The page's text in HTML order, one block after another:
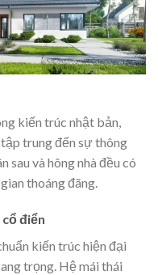
kiến trúc nhật bản,
trung đến sự thông
sau và hông nhà đều có
thoáng đãng.
điển
kiến trúc hiện đại
trọng. Hệ mái thái